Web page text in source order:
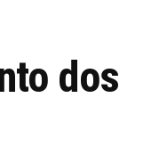
dos